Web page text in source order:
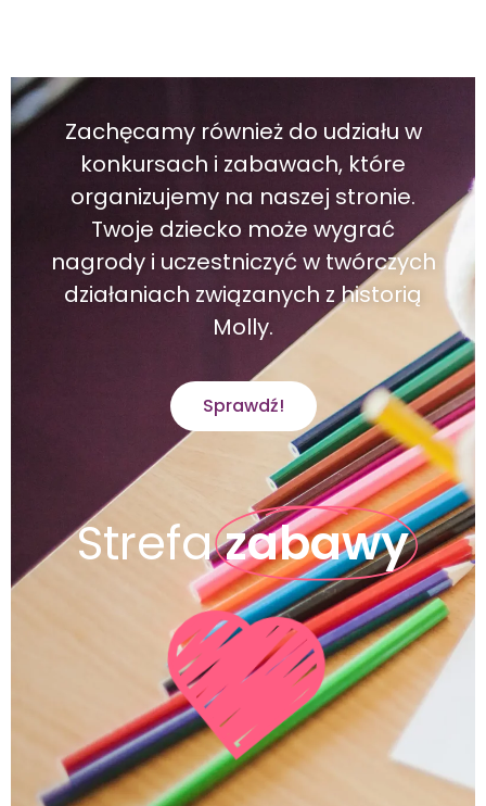
Zachęcamy również do udziału w
konkursach i zabawach, które
organizujemy na naszej stronie.
Twoje dziecko może wygrać
nagrody i uczestniczyć w twórczych
działaniach związanych z historią
Molly.
Sprawdź!
Strefazabawy